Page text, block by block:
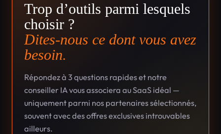
Trop d’outils parmi lesquels
choisir ?
Dites-nous ce dont vous avez
besoin.
Répondez à 3 questions rapides et notre
conseiller IA vous associera au SaaS idéal —
uniquement parmi nos partenaires sélectionnés,
souvent avec des offres exclusives introuvables
ailleurs.